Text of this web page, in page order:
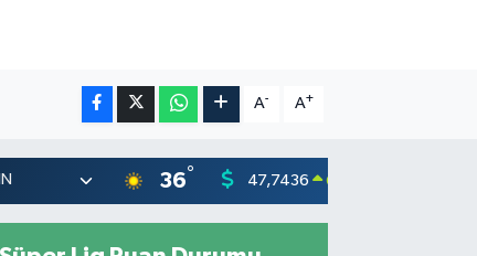
A- A+
36° 47,7436 0.18